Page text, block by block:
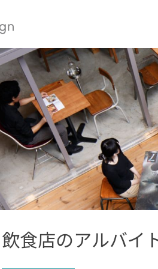
飲食店のアルバイ